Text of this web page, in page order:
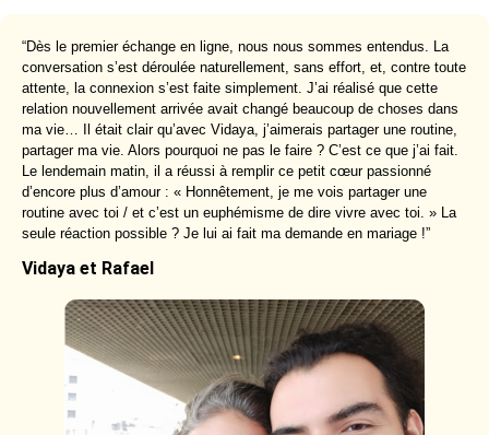
“Dès le premier échange en ligne, nous nous sommes entendus. La
conversation s’est déroulée naturellement, sans effort, et, contre toute
attente, la connexion s’est faite simplement. J’ai réalisé que cette
relation nouvellement arrivée avait changé beaucoup de choses dans
ma vie… Il était clair qu’avec Vidaya, j’aimerais partager une routine,
partager ma vie. Alors pourquoi ne pas le faire ? C’est ce que j’ai fait.
Le lendemain matin, il a réussi à remplir ce petit cœur passionné
d’encore plus d’amour : « Honnêtement, je me vois partager une
routine avec toi / et c’est un euphémisme de dire vivre avec toi. » La
seule réaction possible ? Je lui ai fait ma demande en mariage !”
Vidaya et Rafael